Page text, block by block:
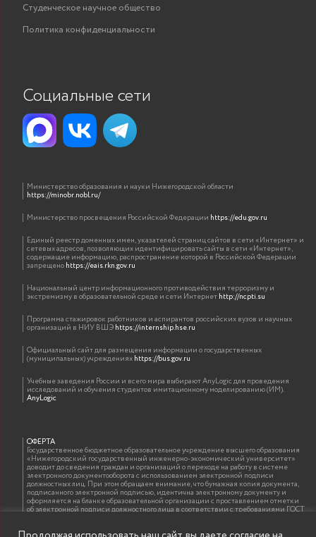
Студенческое научное общество
Политика конфиденциальности
Социальные сети
Министерство образования и науки Нижегородской области
https://minobr.nobl.ru/
Министерство просвещения Российской Федерации https://edu.gov.ru
Единый реестр доменных имен, указателей страниц сайтов в сети «Интернет» и
сетевых адресов, позволяющих идентифицировать сайты в сети «Интернет»,
содержащие информацию, распространение которой в Российской Федерации
запрещеноhttps://eais.rkn.gov.ru
Национальный центр информационного противодействия терроризму и
экстремизму в образовательной среде и сети Интернетhttp://ncpti.su
Программа стажировок работников и аспирантов российских вузов и научных
организаций в НИУ ВШЭhttps://internship.hse.ru
Официальный сайт для размещения информации о государственных
(муниципальных) учрежденияхhttps://bus.gov.ru
Учебные заведения России и всего мира выбирают AnyLogic для проведения
исследований и обучения студентов имитационному моделированию (ИМ).
AnyLogic
ОФЕРТА
Государственное бюджетное образовательное учреждение высшего образования
«Нижегородский государственный инженерно-экономический университет»
доводит до сведения граждан и организаций о переходе на работу в системе
электронного документооборота с использованием электронной подписи
должностных лиц. При этом обращаем внимание, что бумажная копия документа,
подписанного электронной подписью, идентична электронному документу и
оформляется на бланке образовательной организации с проставлением отметки
об электронной подписи должностного лица в соответствии с требованиями ГОСТ